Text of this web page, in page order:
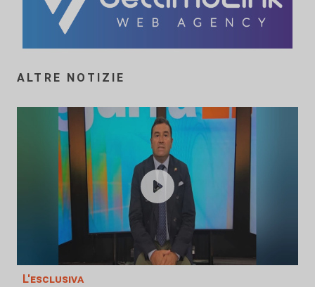
ALTRE NOTIZIE
L'esclusiva